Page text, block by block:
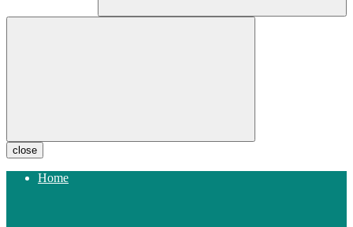
close
Home